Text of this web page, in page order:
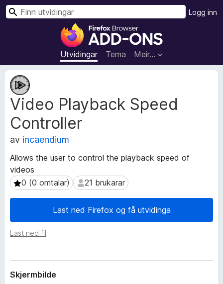
N
e
t
t
s
a
l
e
g
g
f
Utvidingar Tema Meir…
Logg inn
S
Video Playback Speed
Controller
av incaendium
Allows the user to control the playback speed of
videos
0 (0 omtalar)
0 (0 omtalar) 21 brukarar
21 brukarar
Last ned Firefox og få utvidinga
Last ned fil
M
e
t
a
d
a
t
a
f
o
r
d
a
Skjermbilde